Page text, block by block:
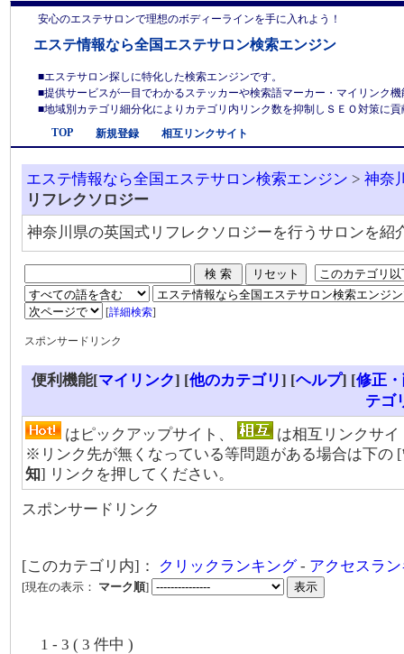
安心のエステサロンで理想のボディーラインを手に入れよう！
エステ情報なら全国エステサロン検索エンジン
■エステサロン探しに特化した検索エンジンです。
■提供サービスが一目でわかるステッカーや検索語マーカー・マイリンク
■地域別カテゴリ細分化によりカテゴリ内リンク数を抑制しＳＥＯ対策に
TOP
新規登録 相互リンクサイト
エステ情報なら全国エステサロン検索エンジン > 神奈
リフレクソロジー
神奈川県の英国式リフレクソロジーを行うサロンを紹
[詳細検索]
スポンサードリンク
便利機能[マイリンク] [他のカテゴリ] [ヘルプ] [修正
テゴ
はピックアップサイト、
は相互リンクサイ
※リンク先が無くなっている等問題がある場合は下の [
知] リンクを押してください。
スポンサードリンク
[このカテゴリ内]： クリックランキング- アクセスラ
[現在の表示： マーク順]
1 - 3 ( 3 件中 )